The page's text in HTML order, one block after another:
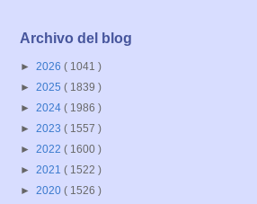
Archivo del blog
► 2026 ( 1041 )
► 2025 ( 1839 )
► 2024 ( 1986 )
► 2023 ( 1557 )
► 2022 ( 1600 )
► 2021 ( 1522 )
► 2020 ( 1526 )